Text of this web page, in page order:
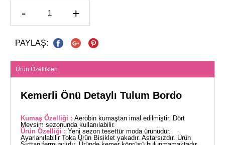
- +
PAYLAŞ:
Ürün Özellikleri
Kemerli Önü Detaylı Tulum Bordo
Kumaş Özelliği : Aerobin kumaştan imal edilmiştir. Dört
Mevsim sezonunda kullanılabilir.
Ürün Özelliği : Yeni sezon tesettür moda ürünüdür.
Ayarlanılabilir Toka Ürün Bisiklet yakadır. Astarsızdır. Ürün